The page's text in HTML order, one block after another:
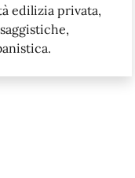
edilizia privata,